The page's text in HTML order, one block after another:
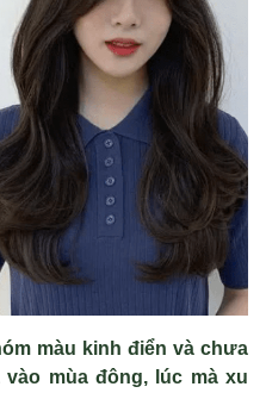
màu kinh điển và chưa
mùa đông, lúc mà xu